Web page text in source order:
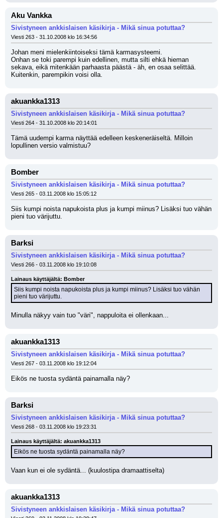
Aku Vankka
Sivistyneen ankkislaisen käsikirja - Mikä sinua potuttaa?
Viesti 263 - 31.10.2008 klo 16:34:56
Johan meni mielenkiintoiseksi tämä karmasysteemi.
Onhan se toki parempi kuin edellinen, mutta silti ehkä hieman
sekava, eikä mitenkään parhaasta päästä - äh, en osaa selittää.
Kuitenkin, parempikin voisi olla.
akuankka1313
Sivistyneen ankkislaisen käsikirja - Mikä sinua potuttaa?
Viesti 264 - 31.10.2008 klo 20:14:01
Tämä uudempi karma näyttää edelleen keskeneräiseltä. Milloin
lopullinen versio valmistuu?
Bomber
Sivistyneen ankkislaisen käsikirja - Mikä sinua potuttaa?
Viesti 265 - 03.11.2008 klo 15:05:12
Siis kumpi noista napukoista plus ja kumpi miinus? Lisäksi tuo vähän
pieni tuo värijuttu.
Barksi
Sivistyneen ankkislaisen käsikirja - Mikä sinua potuttaa?
Viesti 266 - 03.11.2008 klo 19:10:08
Lainaus käyttäjältä: Bomber
Siis kumpi noista napukoista plus ja kumpi miinus? Lisäksi tuo vähän
pieni tuo värijuttu.
Minulla näkyy vain tuo "väri", nappuloita ei ollenkaan...
akuankka1313
Sivistyneen ankkislaisen käsikirja - Mikä sinua potuttaa?
Viesti 267 - 03.11.2008 klo 19:12:04
Eikös ne tuosta sydäntä painamalla näy?
Barksi
Sivistyneen ankkislaisen käsikirja - Mikä sinua potuttaa?
Viesti 268 - 03.11.2008 klo 19:23:31
Lainaus käyttäjältä: akuankka1313
Eikös ne tuosta sydäntä painamalla näy?
Vaan kun ei ole sydäntä... (kuulostipa dramaattiselta)
akuankka1313
Sivistyneen ankkislaisen käsikirja - Mikä sinua potuttaa?